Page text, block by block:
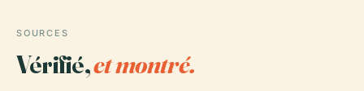
SOURCES
Vérifié,et montré.